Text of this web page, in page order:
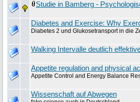
Studie in Bamberg -
Diabetes and Exercise: Why
Diabetes 2 und Glukosetransport in die
Walking Intervalle deutlich
Appetite regulation and physical
Appetite Control and Energy Balance
Wissenschaft auf Abwegen